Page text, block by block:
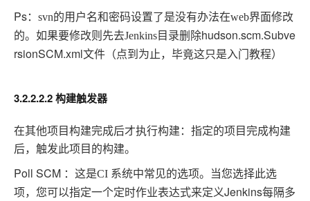
Ps： svn的用户名和密码设置了是没有办法在web界面修改
的。如果要修改则先去Jenkins目录删除hudson.scm.Subve
rsionSCM.xml文件（点到为止，毕竟这只是入门教程）
3.2.2.2.2 构建触发器
在其他项目构建完成后才执行构建：指定的项目完成构建
后，触发此项目的构建。
Poll SCM ：这是CI 系统中常见的选项。当您选择此选
项，您可以指定一个定时作业表达式来定义Jenkins每隔多